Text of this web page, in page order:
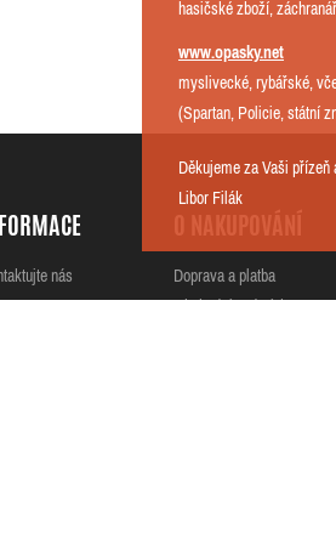
nás
Doprava a platba
Obchodní podmínky
hasičské zboží,
www.opasky.net
myslivecké, rybářské,
(Spartan, Policie, státní
Děkujeme za Vaši přízeň
Libor Filák